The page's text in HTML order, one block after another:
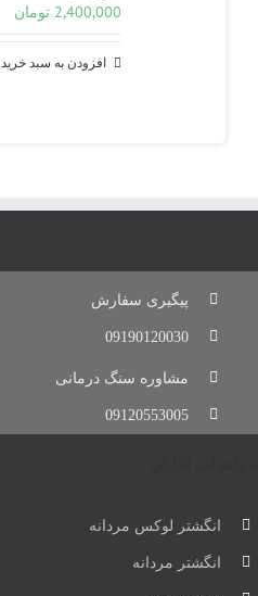
2,400,000 تومان
افزودن به سبد خرید
پیگیری سفارش
09190120030
مشاوره سنگ درمانی
09120553005
انگشتر لوکس مردانه
انگشتر مردانه